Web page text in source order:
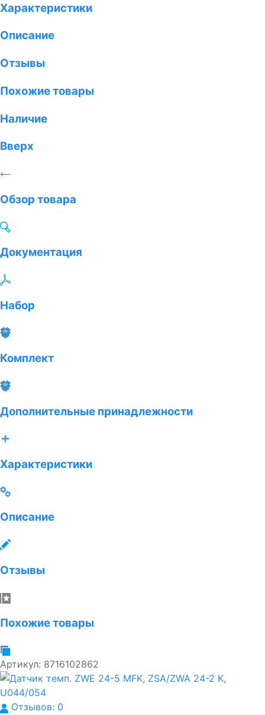
Характеристики
Описание
Отзывы
Похожие товары
Наличие
Вверх
Обзор товара
Документация
Набор
Комплект
Дополнительные принадлежности
Характеристики
Описание
Отзывы
Похожие товары
Артикул: 8716102862
Отзывов: 0